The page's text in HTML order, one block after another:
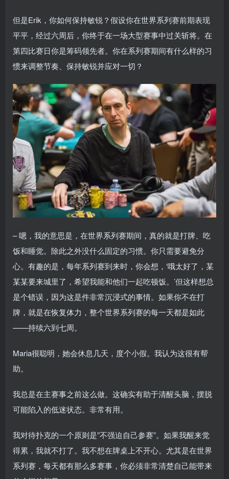
但是Erik，你如何保持敏锐？假设你在世界系列赛前期表现
平平，经过六周后，你终于在一场大型赛事中过关斩将。在
第四比赛日你是筹码领先者。你在系列赛期间有什么样的习
惯来调整节奏、保持敏锐并应对一切？
– 嗯，我的意思是，在世界系列赛期间，真的就是打牌、吃
饭和睡觉。除此之外没什么固定的习惯。你只需要避免分
心。有趣的是，每年系列赛到来时，你会想，‘哦太好了，某
某某要来城里了，希望我能和他们一起吃顿饭。’但这样想总
是个错误，因为这是件非常沉浸式的事情。如果你不在打
牌，就是在恢复体力，整个世界系列赛的每一天都是如此
——持续六到七周。
Maria很聪明，她会休息几天，度个小假。我认为这很有帮
助。
我总是在主赛事之前这么做。这确实有助于清醒头脑，摆脱
可能陷入的低迷状态。非常有用。
我对待扑克的一个原则是”不强迫自己参赛”。如果我醒来觉
得累，我就不打了。我不想在牌桌上不开心。尤其是在世界
系列赛，每天都有那么多赛事，你必须非常清楚自己能带来